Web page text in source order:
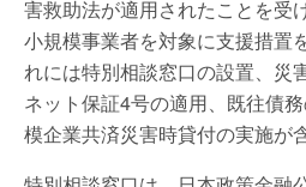
害救助法が適用されたことを受
小規模事業者を対象に支援措置
れには特別相談窓口の設置、災
ネット保証4号の適用、既往債
模企業共済災害時貸付の実施が